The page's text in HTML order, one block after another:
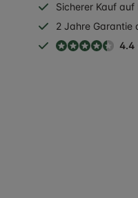
Sicherer Kauf auf
2 Jahre Garantie
4.4